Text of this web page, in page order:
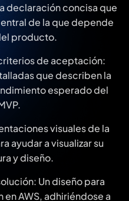
declaración concisa que
de la que depende
producto.
de aceptación:
que describen la
esperado del
visuales de la
ayudar a visualizar su
y diseño.
Un diseño para
AWS, adhiriéndose a